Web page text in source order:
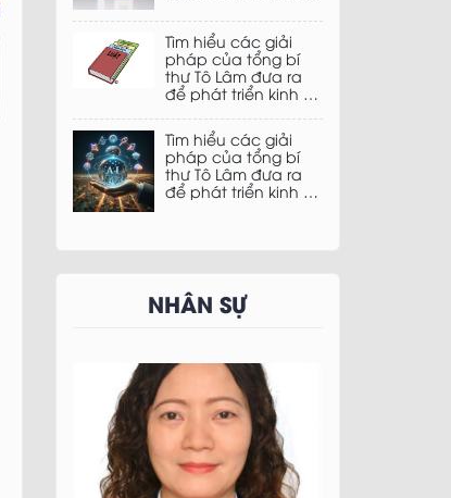
Tìm hiểu các giải
pháp của tổng bí
thư Tô Lâm đưa ra
để phát triển kinh tế
nguyên mới: Giải
pháp thứ năm – Cải
cách thể chế, xây
dựng nền hành
chính phục vụ
Tìm hiểu các giải
pháp của tổng bí
thư Tô Lâm đưa ra
để phát triển kinh tế
chuyển đổi số
NHÂN SỰ